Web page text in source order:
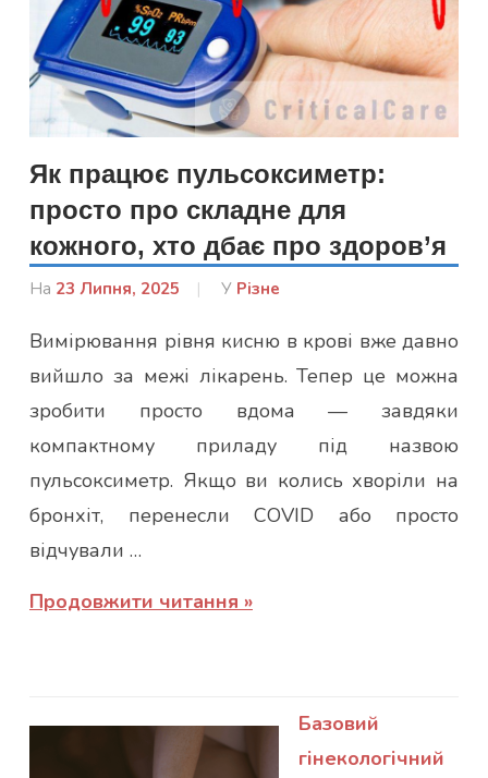
Як працює пульсоксиметр:
просто про складне для
кожного, хто дбає про здоров’я
На 23 Липня, 2025
Від
Марина
У Різне
Вимірювання рівня кисню в крові вже давно
вийшло за межі лікарень. Тепер це можна
зробити просто вдома — завдяки
компактному приладу під назвою
пульсоксиметр. Якщо ви колись хворіли на
бронхіт, перенесли COVID або просто
відчували …
Продовжити читання
Базовий
гінекологічний